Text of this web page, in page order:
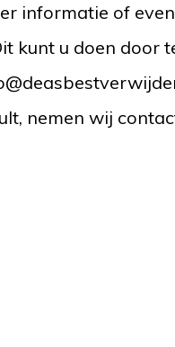
informatie of
kunt u doen door
nemen wij